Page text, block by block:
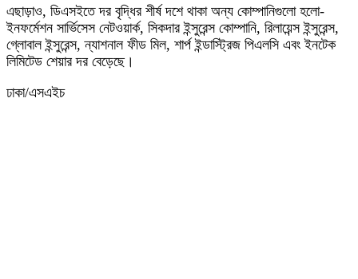
এছাড়াও, ডিএসইতে দর বৃদ্ধির শীর্ষ দশে থাকা অন্য কোম্পানিগুলো হলো-
ইনফর্মেশন সার্ভিসেস নেটওয়ার্ক, সিকদার ইন্সুরেন্স কোম্পানি, রিলায়েন্স ইন্সুরেন্স,
গ্লোবাল ইন্সুরেন্স, ন্যাশনাল ফীড মিল, শার্প ইন্ডাস্ট্রিজ পিএলসি এবং ইনটেক
লিমিটেড শেয়ার দর বেড়েছে।
ঢাকা/এসএইচ